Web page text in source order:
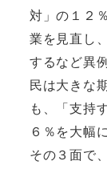
対」の１２
業を見直し
するなど異
民は大きな
も、「支持
６％を大幅
その３面で